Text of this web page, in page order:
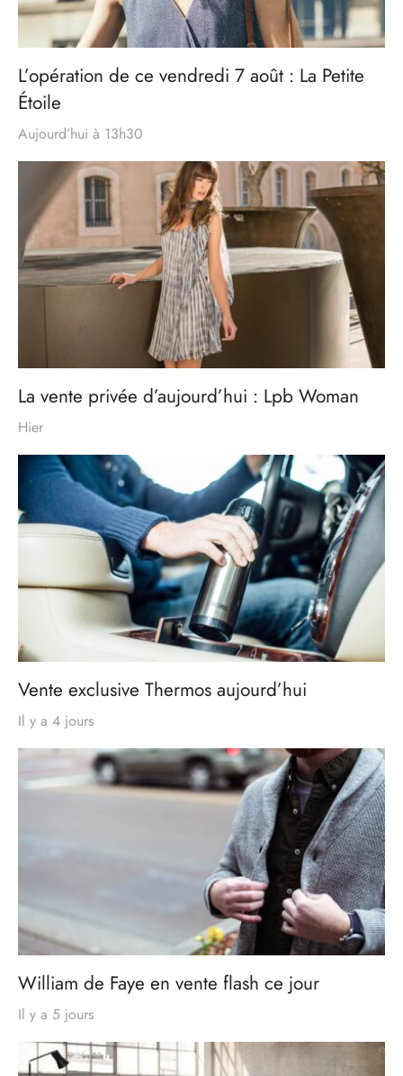
L’opération de ce vendredi 7 août : La Petite
Étoile
Aujourd’hui à 13h30
La vente privée d’aujourd’hui : Lpb Woman
Hier
Vente exclusive Thermos aujourd’hui
Il y a 4 jours
William de Faye en vente flash ce jour
Il y a 5 jours